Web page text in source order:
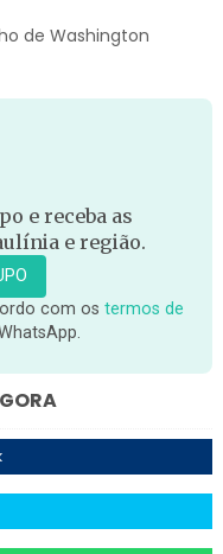
de Washington
e receba as
e região.
com os termos de